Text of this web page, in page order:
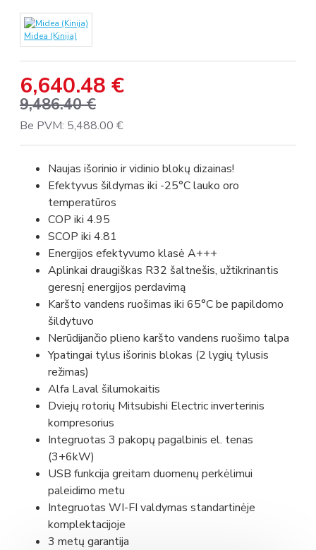
6,640.48 €
9,486.40 €
Be PVM: 5,488.00 €
Midea (Kinija)
Naujas išorinio ir vidinio blokų dizainas!
Efektyvus šildymas iki -25°C lauko oro
temperatūros
COP iki 4.95
SCOP iki 4.81
Energijos efektyvumo klasė A+++
Aplinkai draugiškas R32 šaltnešis, užtikrinantis
geresnį energijos perdavimą
Karšto vandens ruošimas iki 65°C be papildomo
šildytuvo
Nerūdijančio plieno karšto vandens ruošimo talpa
Ypatingai tylus išorinis blokas (2 lygių tylusis
režimas)
Alfa Laval šilumokaitis
Dviejų rotorių Mitsubishi Electric inverterinis
kompresorius
Integruotas 3 pakopų pagalbinis el. tenas
(3+6kW)
USB funkcija greitam duomenų perkėlimui
paleidimo metu
Integruotas WI-FI valdymas standartinėje
komplektacijoje
3 metų garantija